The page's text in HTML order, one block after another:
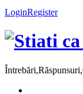
LoginRegister